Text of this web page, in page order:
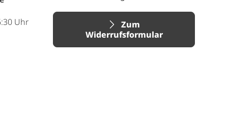
Uhr
Zum
Widerrufsformular